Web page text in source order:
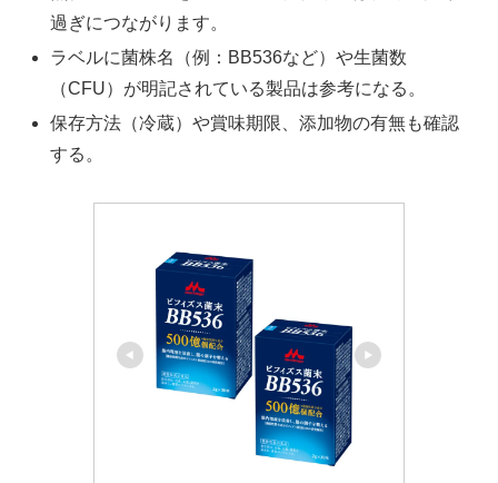
過ぎにつながります。
ラベルに菌株名（例：BB536など）や生菌数
（CFU）が明記されている製品は参考になる。
保存方法（冷蔵）や賞味期限、添加物の有無も確認
する。